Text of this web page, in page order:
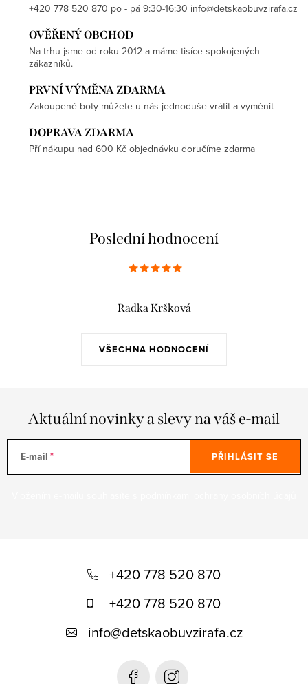
+420 778 520 870 po - pá 9:30-16:30 info@detskaobuvzirafa.cz
OVĚŘENÝ OBCHOD
Na trhu jsme od roku 2012 a máme tisíce spokojených
zákazníků.
PRVNÍ VÝMĚNA ZDARMA
Zakoupené boty můžete u nás jednoduše vrátit a vyměnit
DOPRAVA ZDARMA
Pří nákupu nad 600 Kč objednávku doručíme zdarma
Poslední hodnocení
VŠECHNA HODNOCENÍ
Radka Kršková
Aktuální novinky a slevy na váš e-mail
E-mail PŘIHLÁSIT SE
+420 778 520 870
+420 778 520 870
info@detskaobuvzirafa.cz